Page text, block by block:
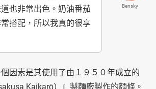
Bensky
也非常出色。奶油番茄
搭配，所以我真的很享
因素是其使用了由１９５０年成立的
Kaikarō）』製麵廠製作的麵條。